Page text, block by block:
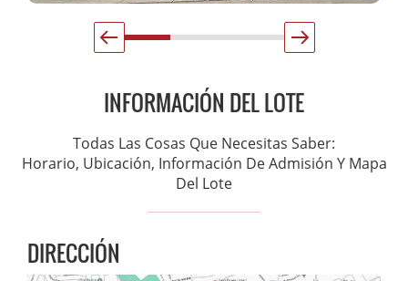
INFORMACIÓN DEL LOTE
Todas Las Cosas Que Necesitas Saber:
Horario, Ubicación, Información De Admisión Y Mapa
Del Lote
DIRECCIÓN